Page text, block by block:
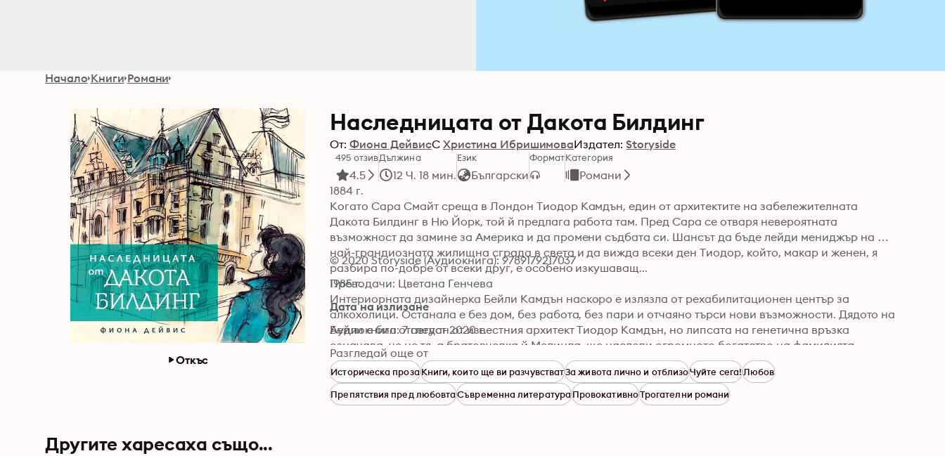
Начало Книги Романи
Откъс
Наследницата от Дакота Билдинг
От: Фиона ДейвисС Христина ИбришимоваИздател: Storyside
495 отзив
4.5
Дължина
12 Ч. 18 мин.
Език
Български
ФорматКатегория
Романи
1884 г.
Когато Сара Смайт среща в Лондон Тиодор Камдън, един от архитектите на забележителната
Дакота Билдинг в Ню Йорк, той й предлага работа там. Пред Сара се отваря невероятната
възможност да замине за Америка и да промени съдбата си. Шансът да бъде лейди мениджър на
най-грандиозната жилищна сграда в света и да вижда всеки ден Тиодор, който, макар и женен, я
разбира по-добре от всеки друг, е особено изкушаващ...
1985 г.
Интериорната дизайнерка Бейли Камдън наскоро е излязла от рехабилитационен център за
алкохолици. Останала е без дом, без работа, без пари и отчаяно търси нови възможности. Дядото на
Бейли е бил отгледан от известния архитект Тиодор Камдън, но липсата на генетична връзка
означава, че не тя, а братовчедка й Мелинда, ще наследи огромното богатство на фамилията
Камдън. Мелинда предлага на Бейли работа и тя приема да ремонтира огромния и скъп семеен
апартамент в Дакота Билдинг, където е живял и загинал Тиодор Камдън. Това, което Бейли открива в
мазето, ще преобърне не само всичко, което е знаела за корените си, но и напълно ще промени
живота й. Защото сграда с толкова богата и трагична история не може да пази вечно тайните си...
© 2020 Storyside (Аудиокнига): 9789179217037
Преводачи: Цветана Генчева
Дата на излизане
Аудиокнига: 7 август 2020 г.
Разгледай още от
Историческа прозаКниги, които ще ви разчувстватЗа живота лично и отблизоЧуйте сега!Любов
Препятствия пред любовтаСъвременна литератураПровокативноТрогателни романи
Другите харесаха също...